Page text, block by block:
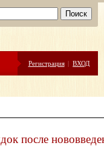
Регистрация | ВХОД
после